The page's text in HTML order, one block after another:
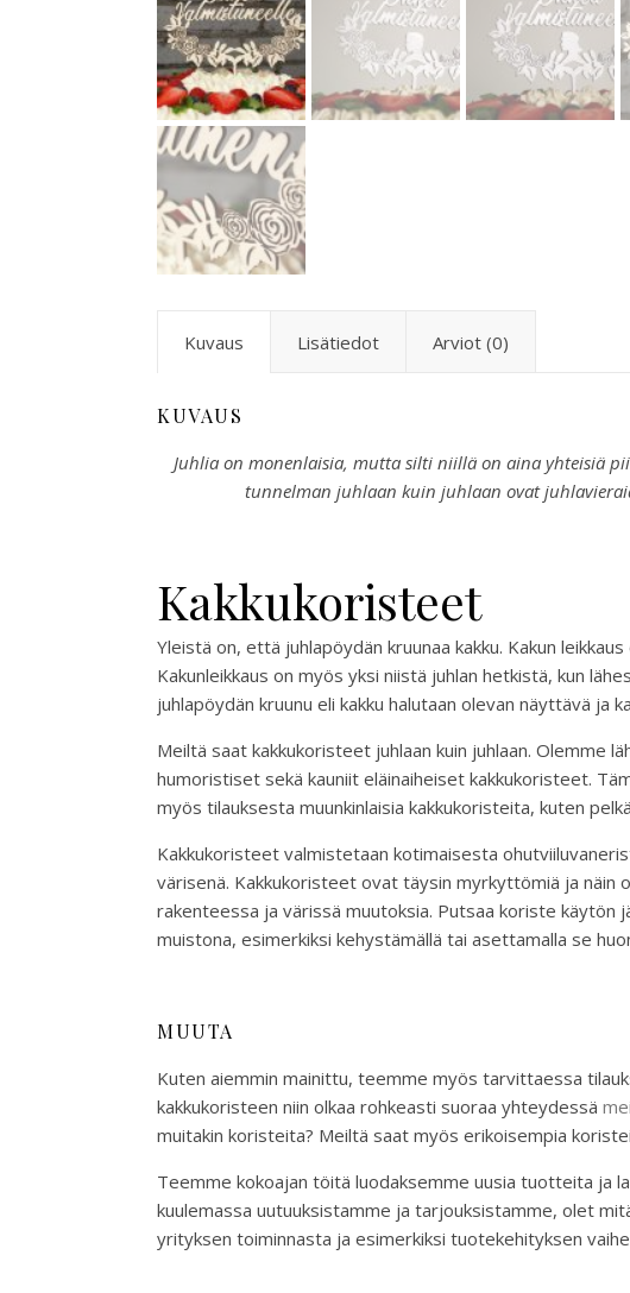
Kuvaus Lisätiedot Arviot (0)
KUVAUS
Juhlia on monenlaisia, mutta silti niillä on aina yhteisiä
tunnelman juhlaan kuin juhlaan ovat
Kakkukoristeet
Yleistä on, että juhlapöydän kruunaa kakku. Kakun
Kakunleikkaus on myös yksi niistä juhlan hetkistä, kun
juhlapöydän kruunu eli kakku halutaan olevan näyttävä ja
Meiltä saat kakkukoristeet juhlaan kuin juhlaan. Olemme
humoristiset sekä kauniit eläinaiheiset kakkukoristeet.
myös tilauksesta muunkinlaisia kakkukoristeita, kuten
Kakkukoristeet valmistetaan kotimaisesta
värisenä. Kakkukoristeet ovat täysin myrkyttömiä ja näin
rakenteessa ja värissä muutoksia. Putsaa koriste käytön
muistona, esimerkiksi kehystämällä tai asettamalla se
MUUTA
Kuten aiemmin mainittu, teemme myös tarvittaessa
kakkukoristeen niin olkaa rohkeasti suoraa yhteydessä
muitakin koristeita? Meiltä saat myös erikoisempia
Teemme kokoajan töitä luodaksemme uusia tuotteita ja
kuulemassa uutuuksistamme ja tarjouksistamme, olet
yrityksen toiminnasta ja esimerkiksi tuotekehityksen